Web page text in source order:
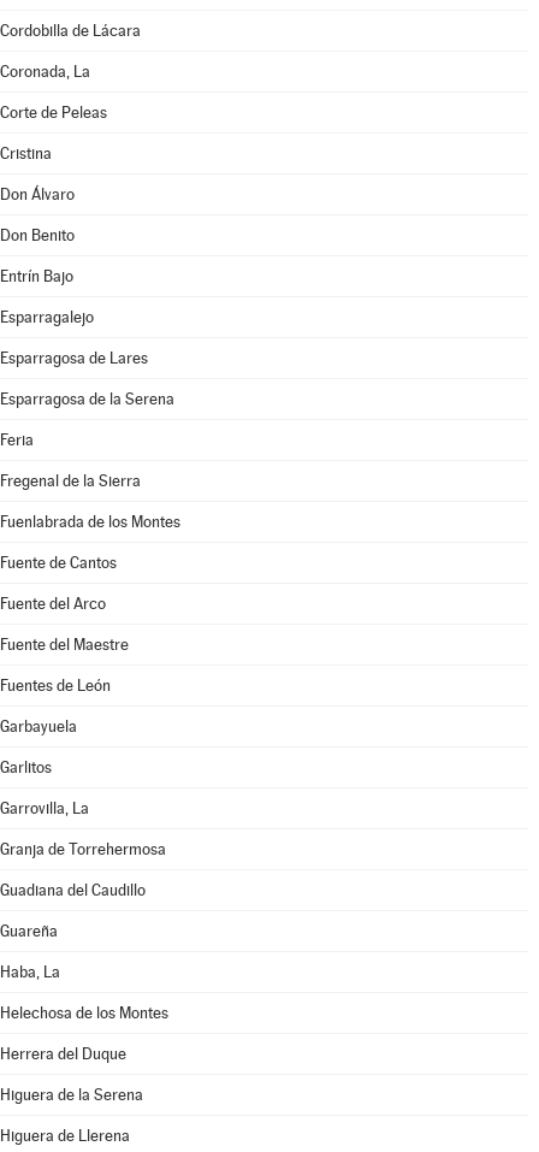
Cordobilla de Lácara
Coronada, La
Corte de Peleas
Cristina
Don Álvaro
Don Benito
Entrín Bajo
Esparragalejo
Esparragosa de Lares
Esparragosa de la Serena
Feria
Fregenal de la Sierra
Fuenlabrada de los Montes
Fuente de Cantos
Fuente del Arco
Fuente del Maestre
Fuentes de León
Garbayuela
Garlitos
Garrovilla, La
Granja de Torrehermosa
Guadiana del Caudillo
Guareña
Haba, La
Helechosa de los Montes
Herrera del Duque
Higuera de la Serena
Higuera de Llerena